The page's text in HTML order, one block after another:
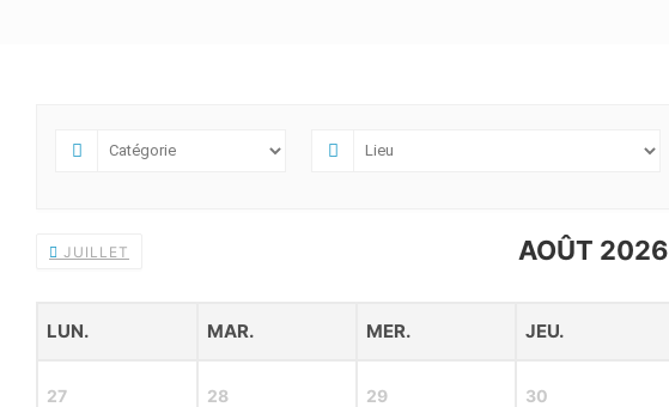
JUILLET AOÛT 2026
LUN. MAR. MER. JEU.
27 28 29 30